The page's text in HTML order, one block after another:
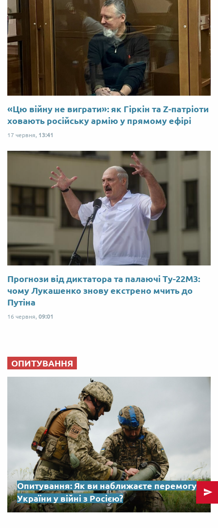
«Цю війну не виграти»: як Гіркін та Z-патріоти
ховають російську армію у прямому ефірі
17 червня, 13:41
Прогнози від диктатора та палаючі Ту-22М3:
чому Лукашенко знову екстрено мчить до
Путіна
16 червня, 09:01
ОПИТУВАННЯ
Опитування: Як ви наближаєте перемогу
України у війні з Росією?